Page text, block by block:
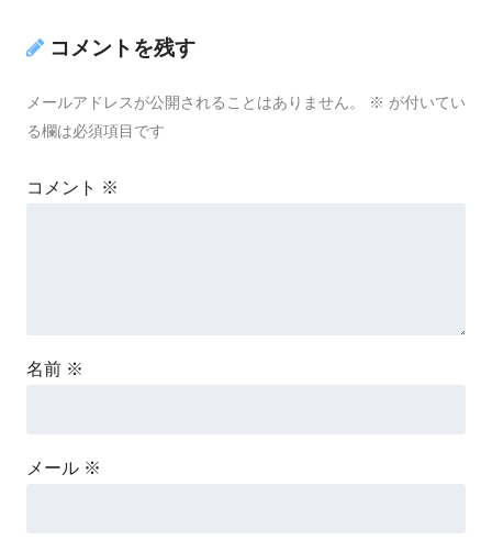
コメントを残す
メールアドレスが公開されることはありません。 ※ が付いてい
る欄は必須項目です
コメント ※
名前 ※
メール ※